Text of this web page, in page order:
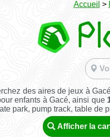
Accueil >
des aires de jeux à
enfants à Gacé, ainsi que
park, pump track, table de
Afficher la